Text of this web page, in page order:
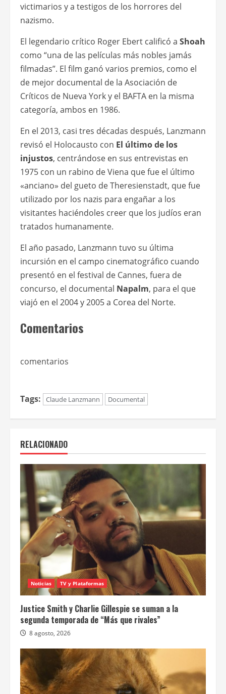
victimarios y a testigos de los horrores del
nazismo.
El legendario crítico Roger Ebert calificó a Shoah
como “una de las películas más nobles jamás
filmadas”. El film ganó varios premios, como el
de mejor documental de la Asociación de
Críticos de Nueva York y el BAFTA en la misma
categoría, ambos en 1986.
En el 2013, casi tres décadas después, Lanzmann
revisó el Holocausto con El último de los
injustos, centrándose en sus entrevistas en
1975 con un rabino de Viena que fue el último
«anciano» del gueto de Theresienstadt, que fue
utilizado por los nazis para engañar a los
visitantes haciéndoles creer que los judíos eran
tratados humanamente.
El año pasado, Lanzmann tuvo su última
incursión en el campo cinematográfico cuando
presentó en el festival de Cannes, fuera de
concurso, el documental Napalm, para el que
viajó en el 2004 y 2005 a Corea del Norte.
Comentarios
comentarios
Tags: Claude Lanzmann Documental
RELACIONADO
Noticias TV y Plataformas
Justice Smith y Charlie Gillespie se suman a la
segunda temporada de “Más que rivales”
8 agosto, 2026